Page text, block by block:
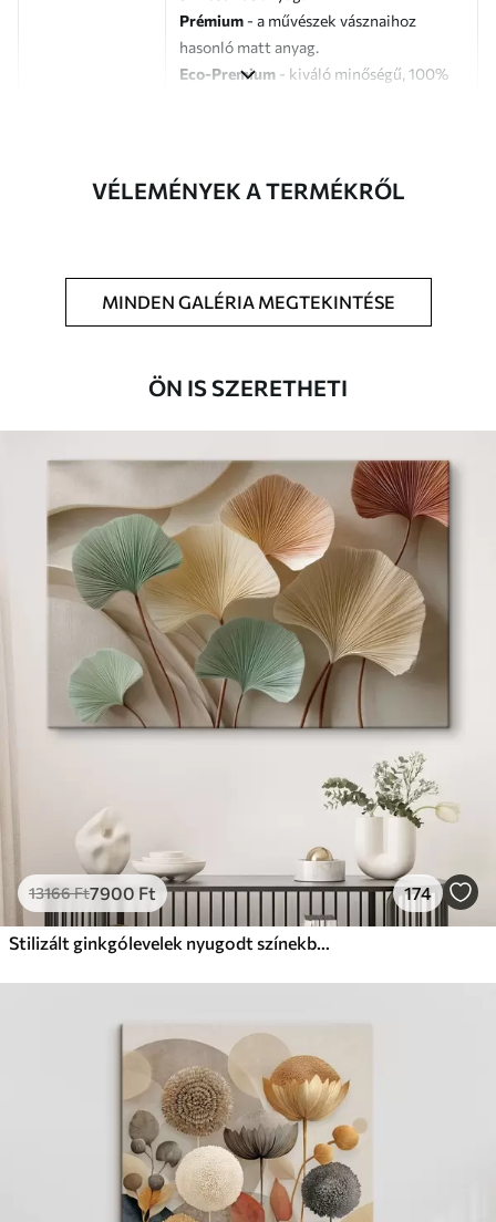
Prémium - a művészek vásznaihoz
hasonló matt anyag.
Eco-Premium - kiváló minőségű, 100%
Cikkszám s46352
Elérhető anyagok
✓Fakulásálló
Biztonságos, szagtalan tinta
✗Vászonhatású felület
✗Környezetbarát anyag
Prémium
Ft
Élénk, gazdag színek
Fakulásálló
✓Biztonságos, szagtalan tinta
Eco-Prémium
Tól12405Ft
✓Élénk, gazdag színek
✓Fakulásálló
Környezetbarát anyag
VÉLEMÉNYEK A TERMÉKRŐL
MINDEN GALÉRIA MEGTEKINTÉSE
ÖN IS SZERETHETI
13166Ft7900 Ft 174
Stilizált ginkgólevelek nyugodt színekben